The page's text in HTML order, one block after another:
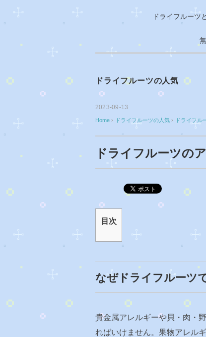
ドライフルーツ
ドライフルーツの人気
2023-09-13
Home › ドライフルーツの人気 › ドライフル
ドライフルーツの
目次
なぜドライフルーツ
貴金属アレルギーや貝・肉・
ればいけません。果物アレル